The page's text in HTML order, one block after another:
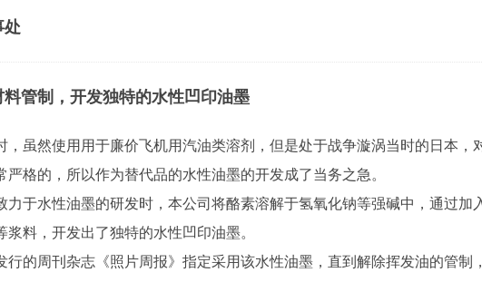
处
管制，开发独特的水性凹印油墨
，虽然使用用于廉价飞机用汽油类溶剂，但是处于战争漩涡当时的日本，
严格的，所以作为替代品的水性油墨的开发成了当务之急。
力于水性油墨的研发时，本公司将酪素溶解于氢氧化钠等强碱中，通过加
浆料，开发出了独特的水性凹印油墨。
行的周刊杂志《照片周报》指定采用该水性油墨，直到解除挥发油的管制